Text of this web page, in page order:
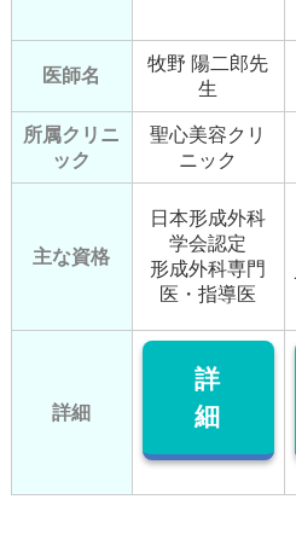
医師名
牧野 陽二郎先
生
所属クリニ
ック
聖心美容クリ
ニック
主な資格
日本形成外科
学会認定
形成外科専門
医・指導医
詳細
詳
細